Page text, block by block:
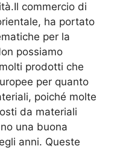
commercio di
ha portato
per la
possiamo
prodotti che
per quanto
poiché molte
da materiali
una buona
anni. Queste